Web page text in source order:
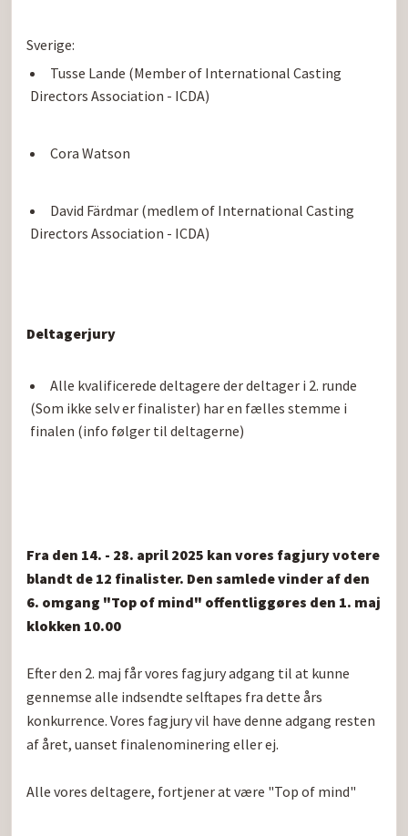
Tusse Lande (Member of International Casting
Directors Association - ICDA)
Cora Watson
David Färdmar (medlem of International Casting
Directors Association - ICDA)
Deltagerjury
Alle kvalificerede deltagere der deltager i 2. runde
(Som ikke selv er finalister) har en fælles stemme i
finalen (info følger til deltagerne)
Fra den 14. - 28. april 2025 kan vores fagjury votere
blandt de 12 finalister. Den samlede vinder af den
6. omgang "Top of mind" offentliggøres den 1. maj
klokken 10.00
Efter den 2. maj får vores fagjury adgang til at kunne
gennemse alle indsendte selftapes fra dette års
konkurrence. Vores fagjury vil have denne adgang resten
af året, uanset finalenominering eller ej.
Alle vores deltagere, fortjener at være "Top of mind"